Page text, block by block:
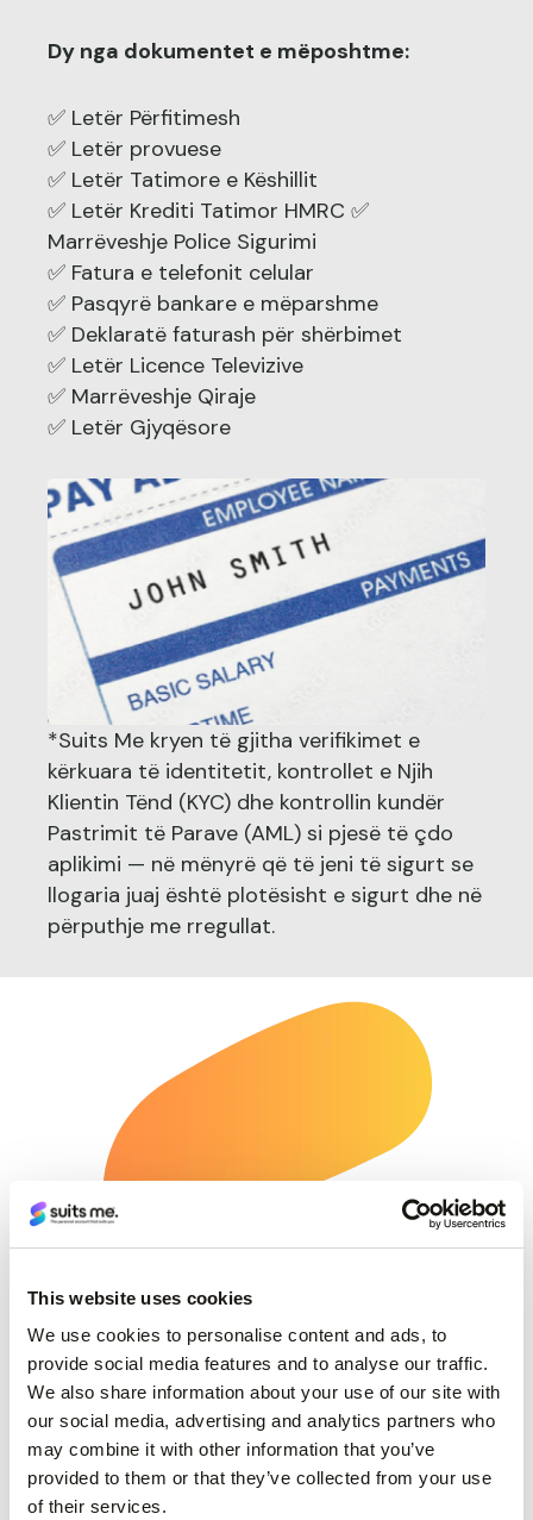
This website uses cookies
We use cookies to personalise content and ads, to
provide social media features and to analyse our traffic.
We also share information about your use of our site with
our social media, advertising and analytics partners who
may combine it with other information that you’ve
provided to them or that they’ve collected from your use
of their services.
Dy nga dokumentet e mëposhtme:
✅ Letër Përfitimesh
✅ Letër provuese
✅ Letër Tatimore e Këshillit
✅ Letër Krediti Tatimor HMRC ✅
Marrëveshje Police Sigurimi
✅ Fatura e telefonit celular
✅ Pasqyrë bankare e mëparshme
✅ Deklaratë faturash për shërbimet
✅ Letër Licence Televizive
✅ Marrëveshje Qiraje
✅ Letër Gjyqësore
*Suits Me kryen të gjitha verifikimet e
kërkuara të identitetit, kontrollet e Njih
Klientin Tënd (KYC) dhe kontrollin kundër
Pastrimit të Parave (AML) si pjesë të çdo
aplikimi — në mënyrë që të jeni të sigurt se
llogaria juaj është plotësisht e sigurt dhe në
përputhje me rregullat.
Teknologjia që punon për ju
Duke përdorur teknologji të përparuar, ne mund
të përpunojmë çdo alternativë të dokumentit të